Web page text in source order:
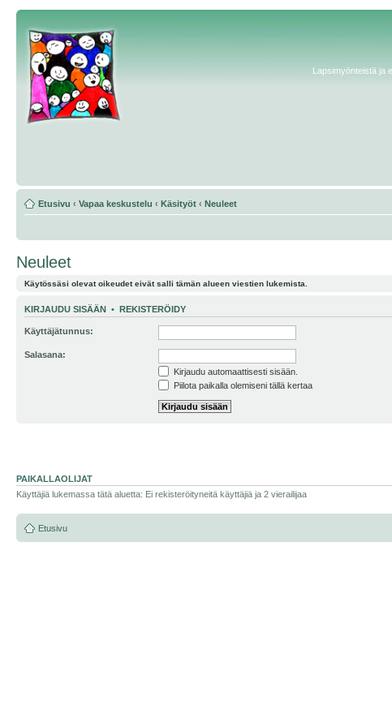
Lapsimyönteistä ja
Etusivu ‹ Vapaa keskustelu ‹ Käsityöt ‹ Neuleet
Neuleet
Käytössäsi olevat oikeudet eivät salli tämän alueen viestien lukemista.
KIRJAUDU SISÄÄN • REKISTERÖIDY
Käyttäjätunnus:
Salasana:
Kirjaudu automaattisesti sisään.
Piilota paikalla olemiseni tällä kertaa
PAIKALLAOLIJAT
Käyttäjiä lukemassa tätä aluetta: Ei rekisteröityneitä käyttäjiä ja 2 vierailijaa
Etusivu